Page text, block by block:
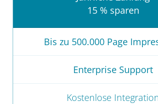
15 % sparen
Bis zu 500.000 Page
Enterprise Support
Kostenlose